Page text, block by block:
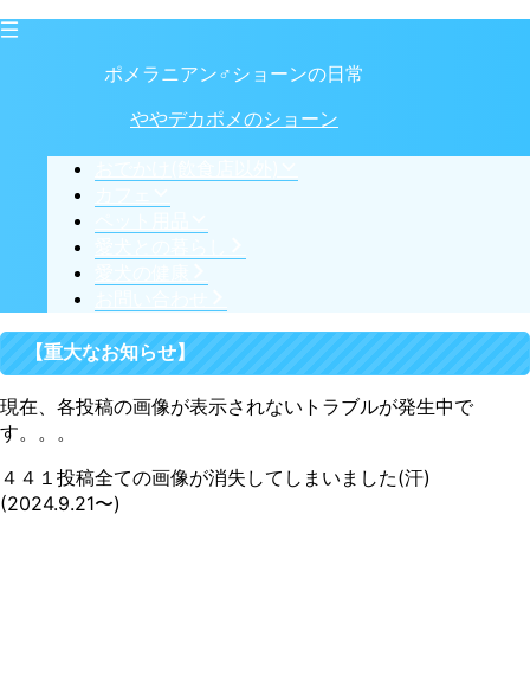
ポメラニアン♂ショーンの日常
ややデカポメのショーン
【重大なお知らせ】
現在、各投稿の画像が表示されないトラブルが発生中で
す。。。
４４１投稿全ての画像が消失してしまいました(汗)
(2024.9.21〜)